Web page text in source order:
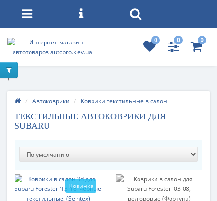
0 0 0
)
Автоковрики Коврики текстильные в салон
ТЕКСТИЛЬНЫЕ АВТОКОВРИКИ ДЛЯ
SUBARU
Новинка